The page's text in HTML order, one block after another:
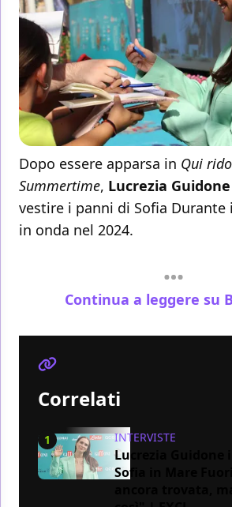
Dopo essere apparsa in Qui
Summertime, Lucrezia Guidone
vestire i panni di Sofia Durante
in onda nel 2024.
Continua a leggere su
Correlati
1 INTERVISTE
Lucrezia Guidone
Sofia in Mare